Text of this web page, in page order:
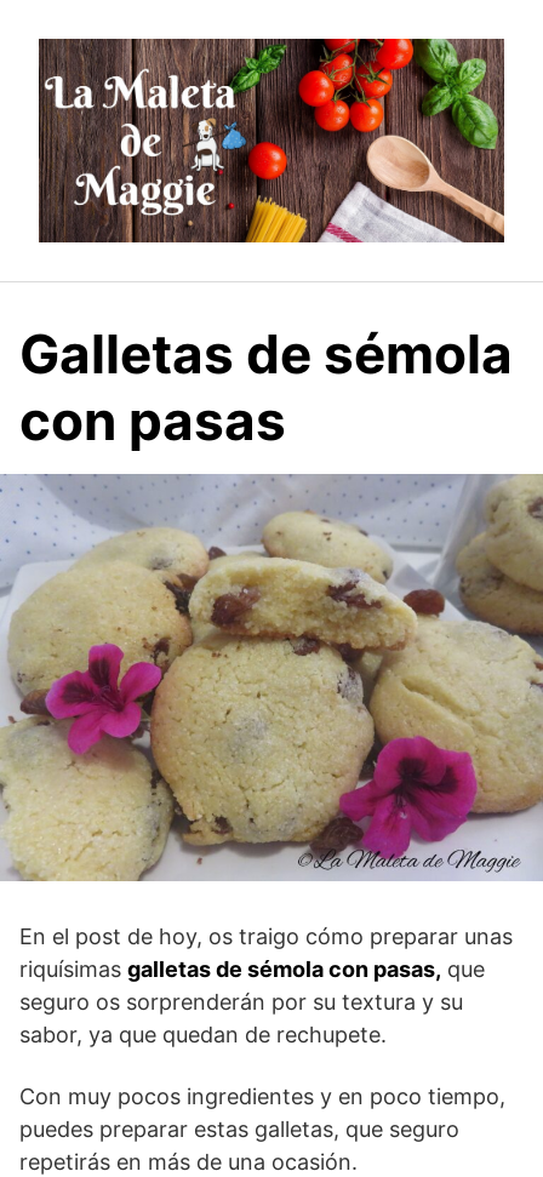
contenido
Galletas de sémola
con pasas
En el post de hoy, os traigo cómo preparar unas
riquísimas galletas de sémola con pasas, que
seguro os sorprenderán por su textura y su
sabor, ya que quedan de rechupete.
Con muy pocos ingredientes y en poco tiempo,
puedes preparar estas galletas, que seguro
repetirás en más de una ocasión.